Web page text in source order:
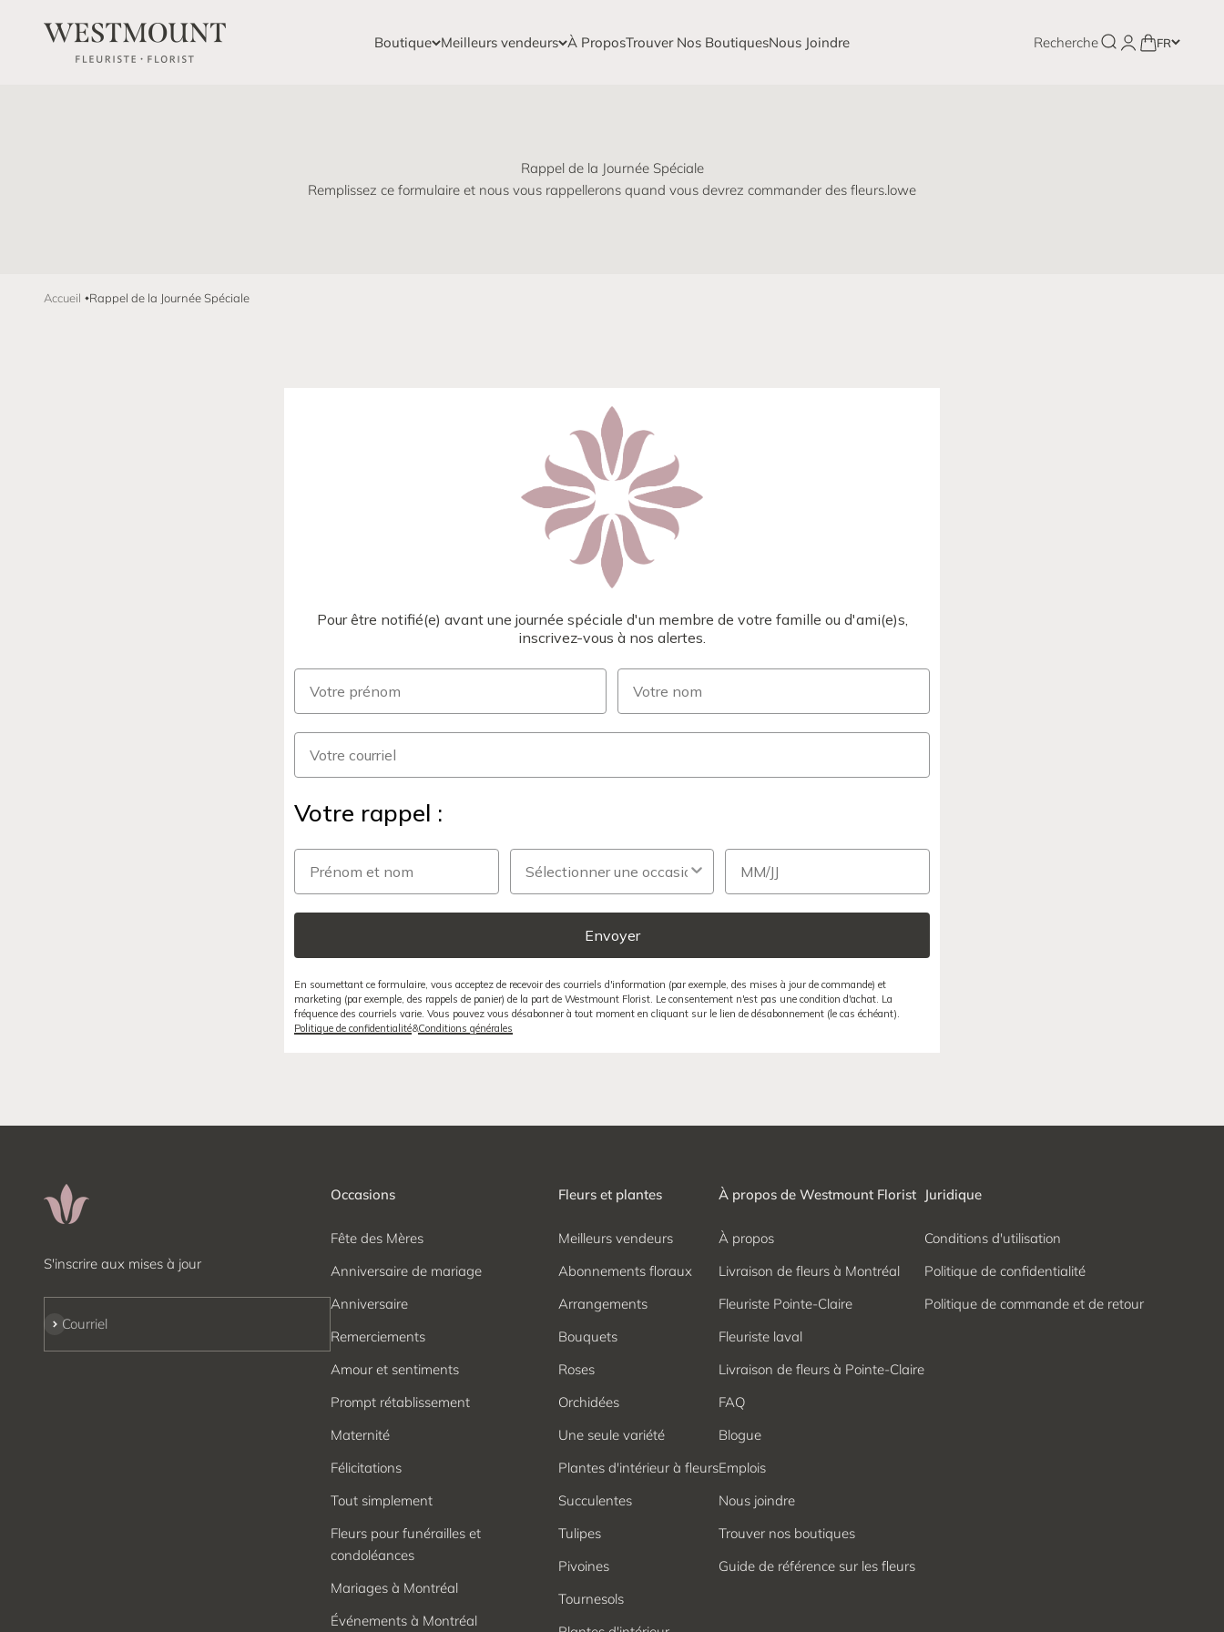
Boutique Meilleurs vendeurs À ProposTrouver Nos BoutiquesNous Joindre
Westmount Florist
Ouvrir la recherche
Recherche Ouvrir le
Voir le panier
FR
Rappel de la Journée Spéciale
Remplissez ce formulaire et nous vous rappellerons quand vous devrez commander des fleurs.lowe
Accueil Rappel de la Journée Spéciale
Pour être notifié(e) avant une journée spéciale d'un membre de votre famille ou d'ami(e)s,
inscrivez-vous à nos alertes.
Prénom Nom
Courriel
Votre rappel :
Prénom et nom Occasion Date
Envoyer
En soumettant ce formulaire, vous acceptez de recevoir des courriels d'information (par exemple, des mises à jour de commande) et
marketing (par exemple, des rappels de panier) de la part de Westmount Florist. Le consentement n'est pas une condition d'achat. La
fréquence des courriels varie. Vous pouvez vous désabonner à tout moment en cliquant sur le lien de désabonnement (le cas échéant).
Politique de confidentialité&Conditions générales
S'inscrire aux mises à jour
Courriel
S'inscrire
Occasions
Fête des Mères
Anniversaire de mariage
Anniversaire
Remerciements
Amour et sentiments
Prompt rétablissement
Maternité
Félicitations
Tout simplement
Fleurs pour funérailles et
condoléances
Mariages à Montréal
Événements à Montréal
Fleurs et plantes
Meilleurs vendeurs
Abonnements floraux
Arrangements
Bouquets
Roses
Orchidées
Une seule variété
Plantes d'intérieur à fleurs
Succulentes
Tulipes
Pivoines
Tournesols
À propos de Westmount Florist
À propos
Livraison de fleurs à Montréal
Fleuriste Pointe-Claire
Fleuriste laval
Livraison de fleurs à Pointe-Claire
FAQ
Blogue
Emplois
Nous joindre
Trouver nos boutiques
Guide de référence sur les fleurs
Juridique
Conditions d'utilisation
Politique de confidentialité
Politique de commande et de retour